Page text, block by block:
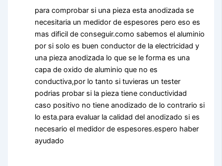
para comprobar si una pieza esta anodizada se
necesitaria un medidor de espesores pero eso es
mas dificil de conseguir.como sabemos el aluminio
por si solo es buen conductor de la electricidad y
una pieza anodizada lo que se le forma es una
capa de oxido de aluminio que no es
conductiva,por lo tanto si tuvieras un tester
podrias probar si la pieza tiene conductividad
caso positivo no tiene anodizado de lo contrario si
lo esta.para evaluar la calidad del anodizado si es
necesario el medidor de espesores.espero haber
ayudado